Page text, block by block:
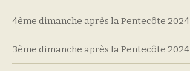
4ème dimanche après la Pentecôte 2024
3ème dimanche après la Pentecôte 2024